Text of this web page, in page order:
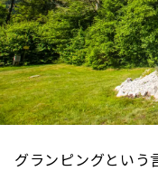
グランピングという